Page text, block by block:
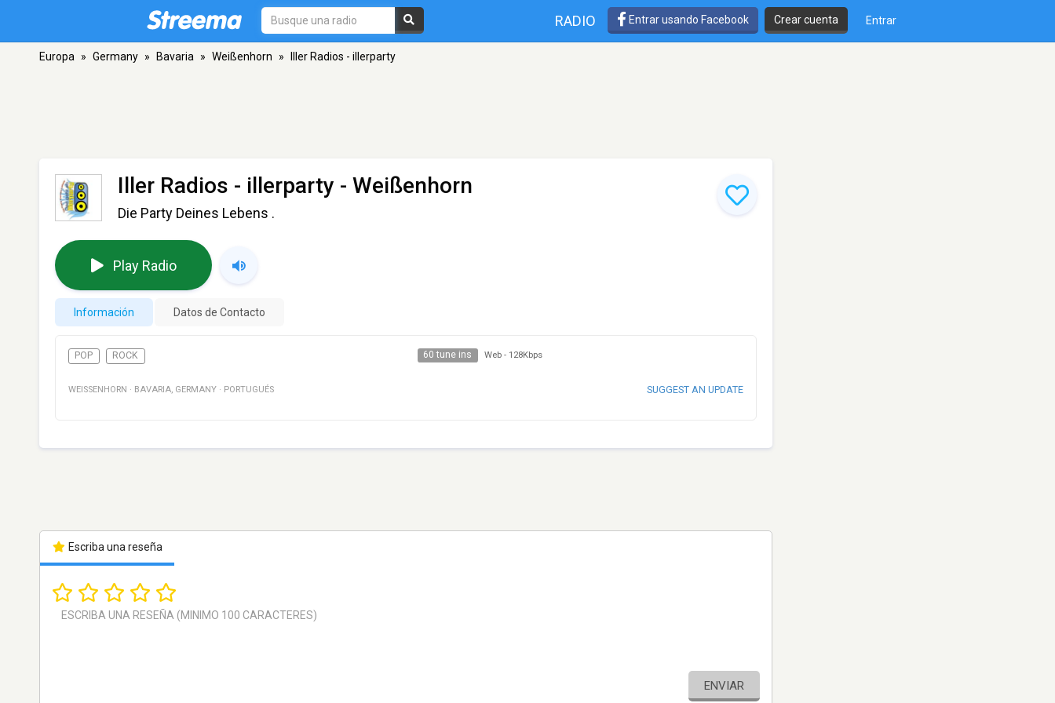
RADIO Entrar usando Facebook Crear cuenta Entrar
Europa » Germany » Bavaria » Weißenhorn » Iller Radios - illerparty
Iller Radios - illerparty - Weißenhorn
Die Party Deines Lebens .
Play Radio
Información Datos de Contacto
POP ROCK 60 tune ins Web - 128Kbps
WEISSENHORN · BAVARIA, GERMANY · PORTUGUÉS SUGGEST AN UPDATE
Escriba una reseña
ENVIAR